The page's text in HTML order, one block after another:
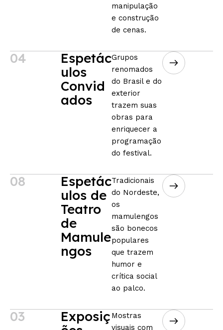
manipulação
e construção
de cenas.
04
Espetác
ulos
Convid
ados
Grupos
renomados
do Brasil e do
exterior
trazem suas
obras para
enriquecer a
programação
do festival.
08
Espetác
ulos de
Teatro
de
Mamule
ngos
Tradicionais
do Nordeste,
os
mamulengos
são bonecos
populares
que trazem
humor e
crítica social
ao palco.
03
Exposiç Mostras
visuais com